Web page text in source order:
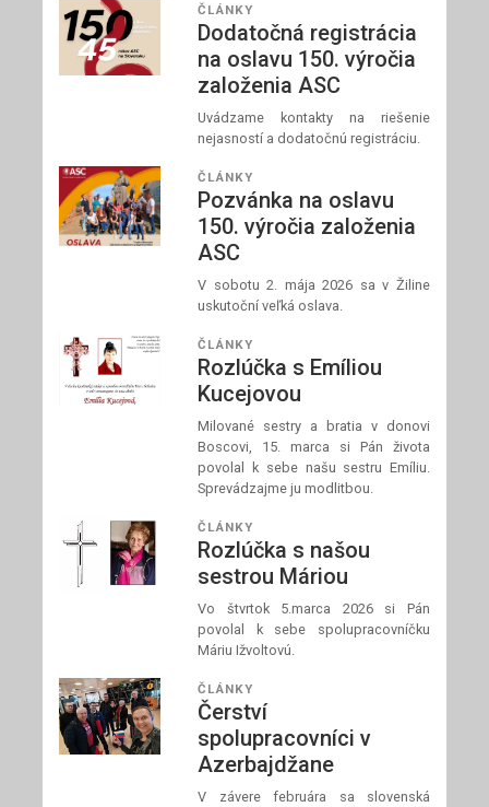
ČLÁNKY
Dodatočná registrácia
na oslavu 150. výročia
založenia ASC
Uvádzame kontakty na riešenie
nejasností a dodatočnú registráciu.
ČLÁNKY
Pozvánka na oslavu
150. výročia založenia
ASC
V sobotu 2. mája 2026 sa v Žiline
uskutoční veľká oslava.
ČLÁNKY
Rozlúčka s Emíliou
Kucejovou
Milované sestry a bratia v donovi
Boscovi, 15. marca si Pán života
povolal k sebe našu sestru Emíliu.
Sprevádzajme ju modlitbou.
ČLÁNKY
Rozlúčka s našou
sestrou Máriou
Vo štvrtok 5.marca 2026 si Pán
povolal k sebe spolupracovníčku
Máriu Ižvoltovú.
ČLÁNKY
Čerství
spolupracovníci v
Azerbajdžane
V závere februára sa slovenská